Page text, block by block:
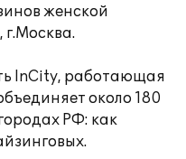
женской
InCity, работающая
около 180
РФ: как